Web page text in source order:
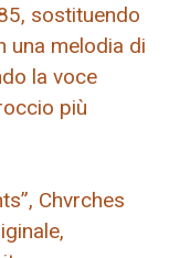
sostituendo
una melodia di
la voce
più
Chvrches